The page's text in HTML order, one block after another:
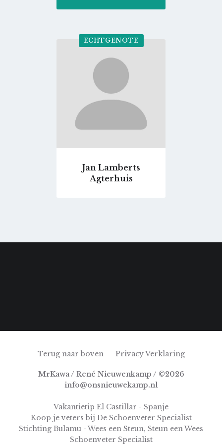
ECHTGENOTE
Go
profile
page
Jan Lamberts
Agterhuis
Terug naar boven Privacy Verklaring
MrKawa / René Nieuwenkamp / ©2026
info@onsnieuwekamp.nl
Vakantietip El Castillar - Spanje
Koop je veters bij De Schoenveter Specialist
Stichting Bulamu - Wees een Steun, Steun een Wees
Schoenveter Specialist